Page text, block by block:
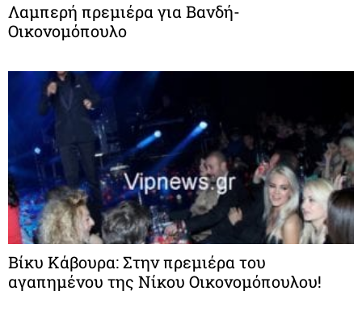
Λαμπερή πρεμιέρα για Βανδή-
Οικονομόπουλο
Βίκυ Κάβουρα: Στην πρεμιέρα του
αγαπημένου της Νίκου Οικονομόπουλου!